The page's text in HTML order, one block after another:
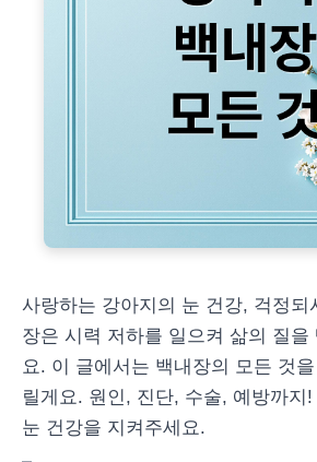
사랑하는 강아지의 눈 건강, 걱정되
장은 시력 저하를 일으켜 삶의 질을
요. 이 글에서는 백내장의 모든 것
릴게요. 원인, 진단, 수술, 예방까지!
눈 건강을 지켜주세요.